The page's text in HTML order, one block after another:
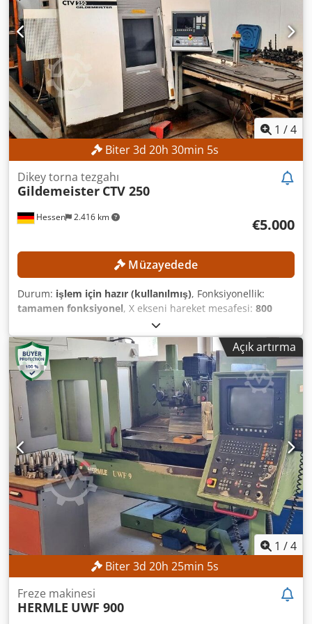
Kontrol ünitesi: Siemens 840D Mil gücü: 25 kW Mil çalışma
saati: 65.176 saat EKİPMAN Yonga taşıma sistemi
Kendiliğinden merkezleme yapan oto blok pens: 250 mm
çap
1 /4
Biter3d 20h 30min 2s
Hessen 2.416 km
Dikey torna tezgahı
Gildemeister CTV 250
€5.000
Müzayedede
Durum: işlem için hazır (kullanılmış), Fonksiyonellik:
tamamen fonksiyonel, X ekseni hareket mesafesi: 800
, Z ekseni hareket mesafesi:
çapı:250 mm, iş mili deliği:79 mm, takım magazinindeki
yuva sayısı:
, Asgari fiyat yok – en yüksek teklife garantili
satış! TEKNİK ÖZELLİKLER X ekseni hareket mesafesi: 800
mm Z ekseni hareket mesafesi: 300 mm Pens çapı: 250 mm
Dcjdpfx Adezpxf Usijk Mil kafası: 170 h5 Ön yatakta mil
çapı: 120 mm Mil deliği: 79 mm Takım yuvalarının sayısı: 12
DONANIM C ekseni
Açık artırma
1 /4
Biter3d 20h 25min 2s
Freze makinesi
HERMLE UWF 900